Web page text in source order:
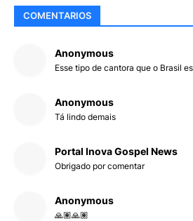
COMENTARIOS
Anonymous
Esse tipo de cantora que o Brasil
Anonymous
Tá lindo demais
Portal Inova Gospel News
Obrigado por comentar
Anonymous
🙏🏽🙏🏽